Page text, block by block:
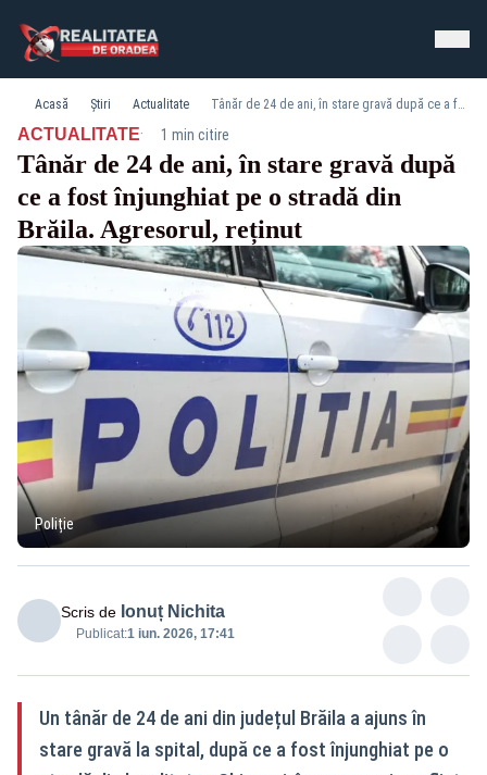
Acasă Știri Actualitate Tânăr de 24 de ani, în stare gravă după ce a fost înjunghiat pe o stradă din Brăila. Agresorul, reținut
ACTUALITATE· 1 min citire
Tânăr de 24 de ani, în stare gravă după
ce a fost înjunghiat pe o stradă din
Brăila. Agresorul, reținut
Poliție
Scris de Ionuț Nichita
Publicat:1 iun. 2026, 17:41
Un tânăr de 24 de ani din județul Brăila a ajuns în
stare gravă la spital, după ce a fost înjunghiat pe o